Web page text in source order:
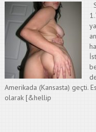
Amerikada (Kansasta) geçti.
olarak [&hellip